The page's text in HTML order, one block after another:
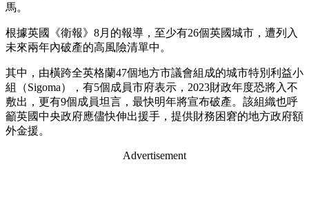
馬。
根據英國《衛報》8月的報導，至少有26個英國城市，遭列入
未來兩年內破產的高風險清單中。
其中，由橫跨全英格蘭47個地方市議會組成的城市特別利益小
組（Sigoma），有5個成員市府表示，2023財政年度恐將入不
敷出，更有9個成員坦言，最快明年將宣布破產。該組織也呼
籲英國中央政府應儘快伸出援手，提供財務困窘的地方政府額
外金援。
Advertisement